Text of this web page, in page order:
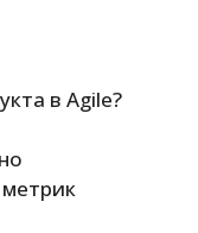
в Agile?